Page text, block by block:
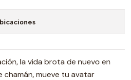
la vida brota de nuevo en
chamán, mueve tu avatar